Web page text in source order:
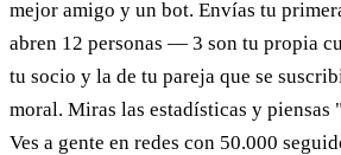
mejor amigo y un bot. Envías tu
abren 12 personas — 3 son tu propia
tu socio y la de tu pareja que se
moral. Miras las estadísticas y piensas
Ves a gente en redes con 50.000